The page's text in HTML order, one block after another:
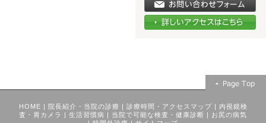
HOME | 院長紹介・当院の診療 | 診療時間・アクセスマップ | 内視鏡検
査・胃カメラ
| 生活習慣病 | 当院で可能な検査・健康診断 | お尻の病気